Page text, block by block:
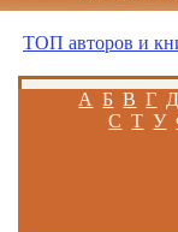
ТОП авторов и
А Б В Г Д
С Т У